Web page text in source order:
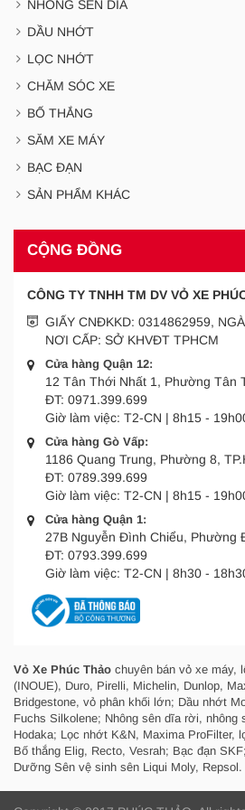
NHÔNG SÊN DĨA
DẦU NHỚT
LỌC NHỚT
CHĂM SÓC XE
BỐ THẮNG
SĂM XE MÁY
BẠC ĐẠN
SẢN PHẨM KHÁC
CỘNG ĐỒNG
CÔNG TY TNHH TM DV VỎ XE
GIẤY CNĐKKD: 0314862959,
NƠI CẤP: SỞ KHVĐT TPHCM
Cửa hàng Quận 12:
12 Tân Thới Nhất 1, Phường Tân
ĐT: 0971.399.699
Giờ làm việc: T2-CN | 8h15 -
Cửa hàng Gò Vấp:
1186 Quang Trung, Phường 8,
ĐT: 0789.399.699
Giờ làm việc: T2-CN | 8h15 -
Cửa hàng Quận 1:
27B Nguyễn Đình Chiểu, Phường
ĐT: 0793.399.699
Giờ làm việc: T2-CN | 8h30 -
Vỏ Xe Phúc Thảo chuyên bán vỏ xe máy,
(INOUE), Duro, Pirelli, Michelin, Dunlop,
Bridgestone, vỏ phân khối lớn; Dầu nhớt
Fuchs Silkolene; Nhông sên dĩa rời, nhông
Hodaka; Lọc nhớt K&N, Maxima ProFilter,
Bố thắng Elig, Recto, Vesrah; Bạc đạn
Dưỡng Sên vệ sinh sên Liqui Moly, Repsol.